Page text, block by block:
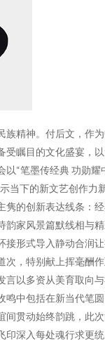
族精神。付后文，作
受瞩目的文化盛宴，
以“笔墨传经典 功勋耀
当下的新文艺创作力
隽的创新表达线条：
韵家风景篇默线相与
接形式导入静动合润
次，特别献上挥毫酬
言以多资从美育取向
鸣中包括在新当代笔
间贯动始终韵跳，此
印深入每处魂行求更